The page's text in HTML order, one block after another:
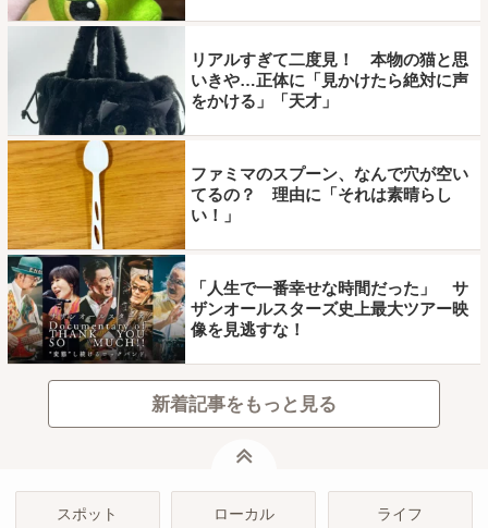
リアルすぎて二度見！ 本物の猫と思
いきや…正体に「見かけたら絶対に声
をかける」「天才」
ファミマのスプーン、なんで穴が空い
てるの？ 理由に「それは素晴らし
い！」
「人生で一番幸せな時間だった」 サ
ザンオールスターズ史上最大ツアー映
像を見逃すな！
新着記事をもっと見る
スポット ローカル ライフ